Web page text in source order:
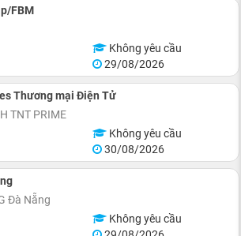
FBM
Không yêu cầu
29/08/2026
Thương mại Điện Tử
TNT PRIME
Không yêu cầu
30/08/2026
Đà Nẵng
Không yêu cầu